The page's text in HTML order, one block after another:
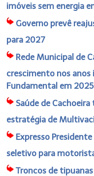
imóveis sem energia
Governo prevê
para 2027
Rede Municipal de
crescimento nos anos
Fundamental em 2025
Saúde de
estratégia de
Expresso
seletivo para
Troncos de